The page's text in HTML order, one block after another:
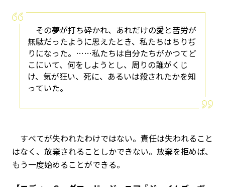
その夢が打ち砕かれ、あれだけの愛と苦労が
無駄だったように思えたとき、私たちはちりぢ
りになった。……私たちは自分たちがかつてど
こにいて、何をしようとし、周りの誰がくじ
け、気が狂い、死に、あるいは殺されたかを知
っていた。
すべてが失われたわけではない。責任は失われること
はなく、放棄されることしかできない。放棄を拒めば、
もう一度始めることができる。